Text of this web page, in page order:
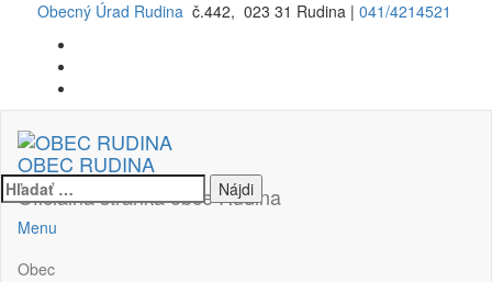
PreskočiťObecný Úrad Rudina č.442, 023 31 Rudina | 041/4214521
OBEC RUDINA
Oficiálna stránka obce Rudina
Hľadať:
Menu
Obec